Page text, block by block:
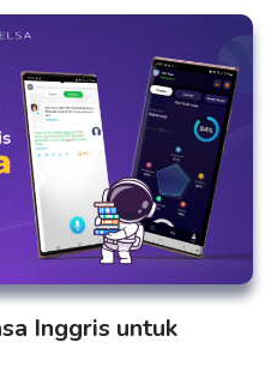
Inggris untuk